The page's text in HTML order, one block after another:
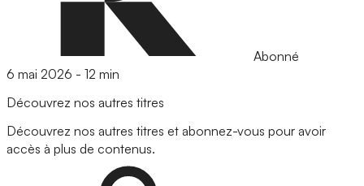
Abonné
6 mai 2026 - 12 min
Découvrez nos autres titres
Découvrez nos autres titres et abonnez-vous pour avoir
accès à plus de contenus.